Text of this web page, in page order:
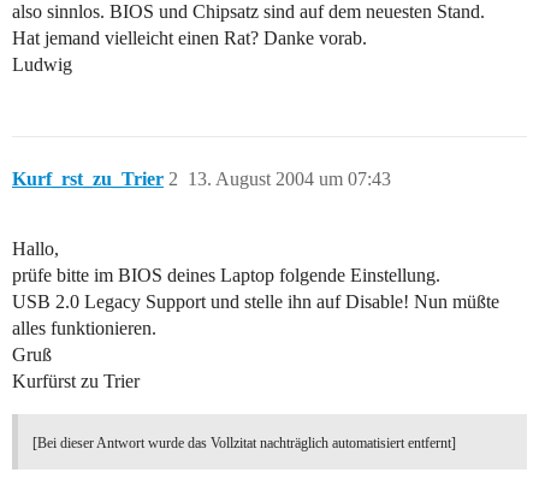
also sinnlos. BIOS und Chipsatz sind auf dem neuesten Stand.
Hat jemand vielleicht einen Rat? Danke vorab.
Ludwig
Kurf_rst_zu_Trier 13. August 2004 um 07:43
2
Hallo,
prüfe bitte im BIOS deines Laptop folgende Einstellung.
USB 2.0 Legacy Support und stelle ihn auf Disable! Nun müßte
alles funktionieren.
Gruß
Kurfürst zu Trier
[Bei dieser Antwort wurde das Vollzitat nachträglich automatisiert entfernt]